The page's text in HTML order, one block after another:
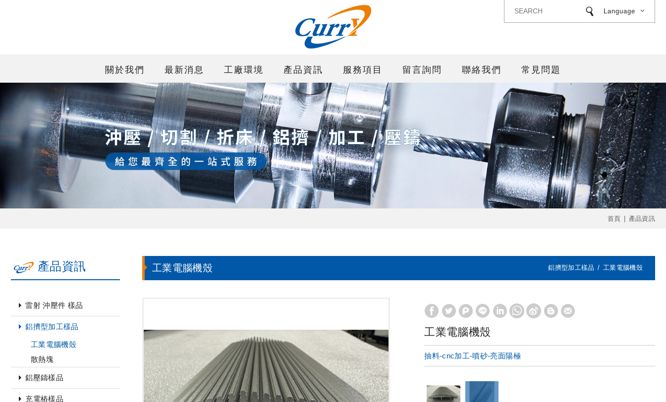
Language
關於我們 最新消息 工廠環境 產品資訊 服務項目 留言詢問 聯絡我們 常見問題
首頁 產品資訊
產品資訊
雷射 沖壓件 樣品
鋁擠型加工樣品
工業電腦機殼
散熱塊
鋁壓鑄樣品
充電樁樣品
工業電腦機殼 鋁擠型加工樣品 工業電腦機殼
工業電腦機殼
抽料-cnc加工-噴砂-亮面陽極